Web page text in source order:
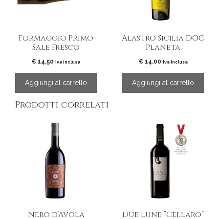
Formaggio Primo
Sale Fresco
€ 14,50 Iva inclusa
Aggiungi al carrello
Alastro Sicilia DOC
Planeta
€14,00 Iva inclusa
Aggiungi al carrello
Prodotti correlati
Nero d’Avola
Due Lune “Cellaro”